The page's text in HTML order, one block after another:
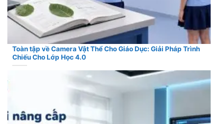
Toàn tập về Camera Vật Thể Cho Giáo Dục: Giải Pháp Trình
Chiếu Cho Lớp Học 4.0